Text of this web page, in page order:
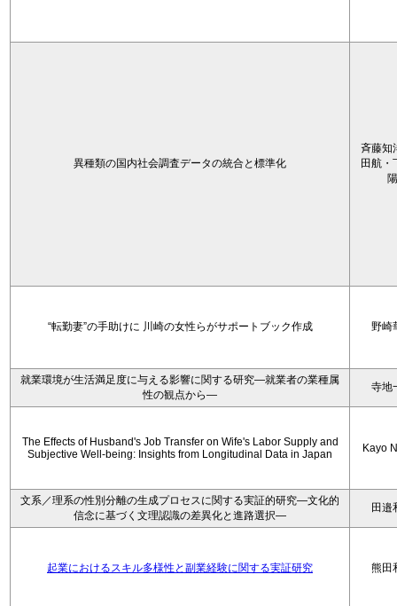
異種類の国内社会調査データの統合と標準化
斉藤知
田航・
陽
“転勤妻”の手助けに 川崎の女性らがサポートブック作成 野崎
就業環境が生活満足度に与える影響に関する研究―就業者の業種属
性の観点から―
寺地
The Effects of Husband's Job Transfer on Wife's Labor Supply and
Subjective Well-being: Insights from Longitudinal Data in Japan
Kayo
文系／理系の性別分離の生成プロセスに関する実証的研究—文化的
信念に基づく文理認識の差異化と進路選択—
田邉
起業におけるスキル多様性と副業経験に関する実証研究 熊田